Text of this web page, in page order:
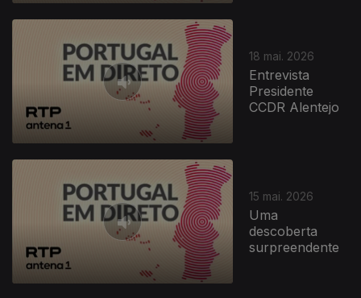
18 mai. 2026
Entrevista
Presidente
CCDR Alentejo
15 mai. 2026
Uma
descoberta
surpreendente